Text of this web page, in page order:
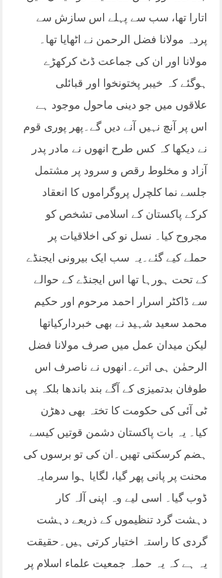
اتارا تھا، سب سے پہلے اس سازش سے
پردہ مولانا فضل الرحمن نے اٹھایا تھا۔
مولانا اور ان کی جماعت ڈٹ کرکھڑے
ہوگئے کہ خیبر پختونخوا اور قبائلی
علاقوں میں جو دینی ماحول موجود ہے
اس پر آنچ نہیں آنے دیں گے۔پھر پوری قوم
نے دیکھا کہ کس طرح انھوں نے مادر پدر
آزاد و مخلوط رقص و سرود پر مشتمل
جلسے نما کلچرل پروگراموں کا انعقاد
کرکے پاکستان کے اسلامی تشخص کو
مجروح کیا۔ نسل نو کی اخلاقیات پر
حملے کیے گئے۔یہ سب ایک بیرونی ایجنڈے
کے تحت ہورہا تھا اس ایجنڈے کے حوالے
سے ڈاکٹر اسرار احمد مرحوم اور حکیم
محمد سعید شہید نے بھی خبردارکیاتھا
لیکن میدان عمل میں صرف مولانا فضل
الرحمٰن ہی اترے۔انھوں نے ناصرف اس
طوفان بدتمیزی کے آگے بند باندھا بلکہ پی
ٹی آئی کی حکومت کا تختہ بھی دھڑن
کیا۔ یہ بات پاکستان دشمن قوتیں کیسے
ہضم کرسکتی تھیں۔ان کی تو برسوں کی
محنت پر پانی پھر گیا، لگایا ہوا سرمایہ
ڈوب گیا۔ اسی لیے وہ اپنی آلہ کار
دہشت گرد تنظیموں کے ذریعے دہشت
گردی کا راستہ اختیار کرتی ہیں۔حقیقت
یہ ہے کہ یہ حملہ جمعیت علماء اسلام پر